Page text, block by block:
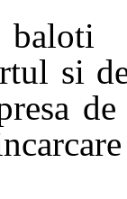
baloti
si